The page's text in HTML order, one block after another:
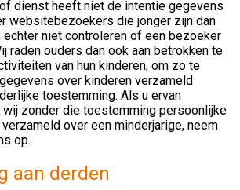
dienst heeft niet de intentie gegevens
websitebezoekers die jonger zijn dan
echter niet controleren of een bezoeker
raden ouders dan ook aan betrokken te
van hun kinderen, om zo te
over kinderen verzameld
toestemming. Als u ervan
zonder die toestemming persoonlijke
over een minderjarige, neem
op.
aan derden